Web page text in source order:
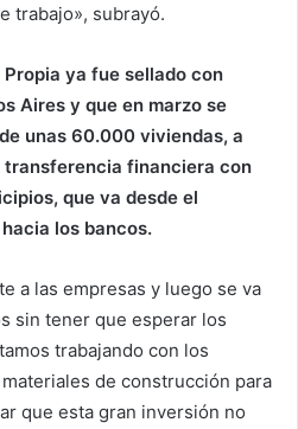
trabajo», subrayó.
ya fue sellado con
Aires y que en marzo se
unas 60.000 viviendas, a
financiera con
que va desde el
los bancos.
a las empresas y luego se va
sin tener que esperar los
trabajando con los
de construcción para
que esta gran inversión no